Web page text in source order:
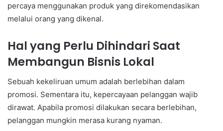
percaya menggunakan produk yang direkomendasikan
melalui orang yang dikenal.
Hal yang Perlu Dihindari Saat
Membangun Bisnis Lokal
Sebuah kekeliruan umum adalah berlebihan dalam
promosi. Sementara itu, kepercayaan pelanggan wajib
dirawat. Apabila promosi dilakukan secara berlebihan,
pelanggan mungkin merasa kurang nyaman.